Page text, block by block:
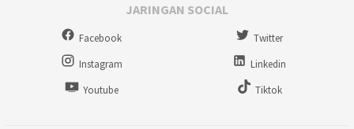
JARINGAN SOCIAL
Facebook
Twitter
Instagram
Linkedin
Youtube
Tiktok